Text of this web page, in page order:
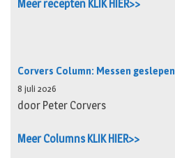
Meer recepten KLIK HIER>>
Corvers Column: Messen geslepen
8 juli 2026
door Peter Corvers
Meer Columns KLIK HIER>>